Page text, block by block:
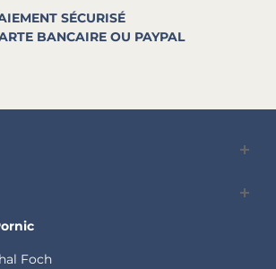
SÉCURISÉ
BANCAIRE OU PAYPAL
Foch